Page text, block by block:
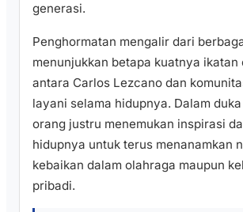
generasi.
Penghormatan mengalir dari
menunjukkan betapa kuatnya ikatan
antara Carlos Lezcano dan
layani selama hidupnya. Dalam
orang justru menemukan inspirasi
hidupnya untuk terus menanamkan
kebaikan dalam olahraga maupun
pribadi.